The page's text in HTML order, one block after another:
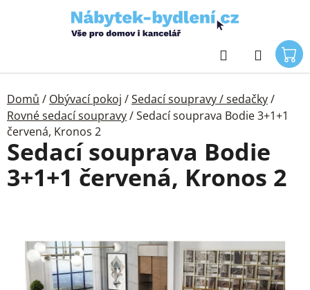
Hledat
Domů / Obývací pokoj /Sedací soupravy / sedačky/
Rovné sedací soupravy/Sedací souprava Bodie 3+1+1
červená, Kronos 2
Sedací souprava Bodie
3+1+1 červená, Kronos 2